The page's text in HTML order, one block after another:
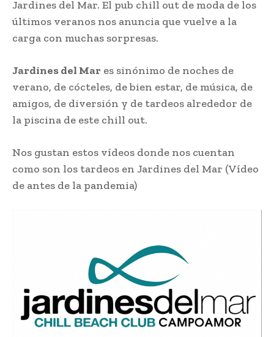
Jardines del Mar. El pub chill out de moda de los
últimos veranos nos anuncia que vuelve a la
carga con muchas sorpresas.
Jardines del Mar es sinónimo de noches de
verano, de cócteles, de bien estar, de música, de
amigos, de diversión y de tardeos alrededor de
la piscina de este chill out.
Nos gustan estos vídeos donde nos cuentan
como son los tardeos en Jardines del Mar (Vídeo
de antes de la pandemia)